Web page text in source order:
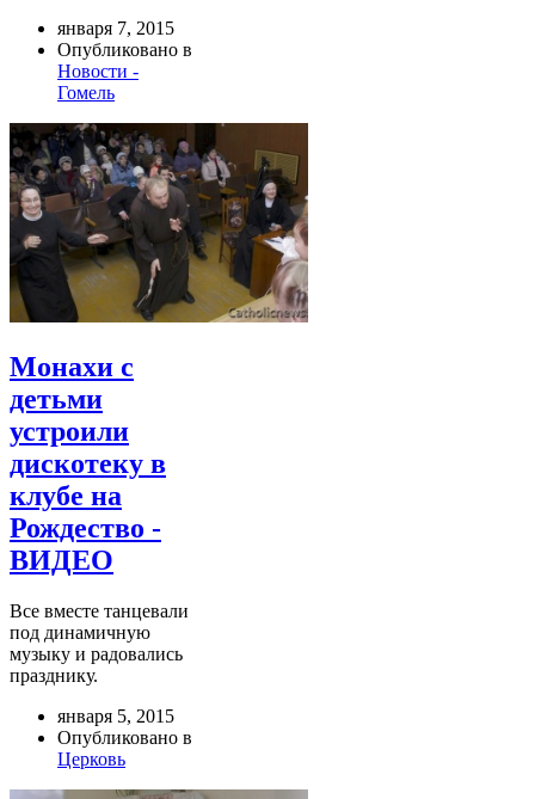
января 7, 2015
Опубликовано в
Новости -
Гомель
Монахи с
детьми
устроили
дискотеку в
клубе на
Рождество -
ВИДЕО
Все вместе танцевали
под динамичную
музыку и радовались
празднику.
января 5, 2015
Опубликовано в
Церковь